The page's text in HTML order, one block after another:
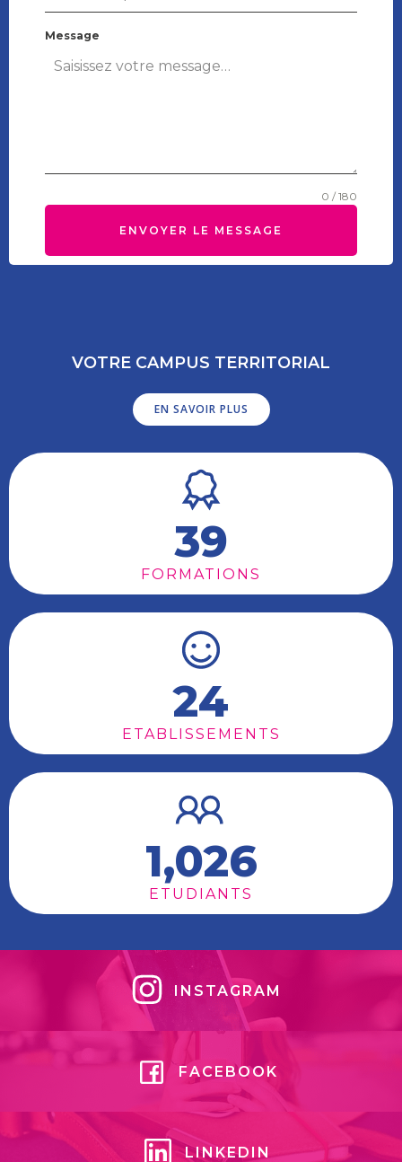
Message
0 / 180
ENVOYER LE MESSAGE
VOTRE CAMPUS TERRITORIAL
EN SAVOIR PLUS
39
FORMATIONS
24
ETABLISSEMENTS
1,026
ETUDIANTS
INSTAGRAM
FACEBOOK
LINKEDIN